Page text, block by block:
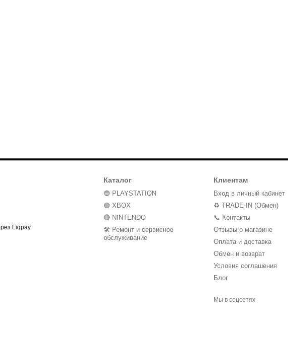
Каталог
🔵 PLAYSTATION
🟢 XBOX
🔴 NINTENDO
🛠️ Ремонт и сервисное
обслуживание
Клиентам
Вход в личный кабинет
♻️ TRADE-IN (Обмен)
📞 Контакты
Отзывы о магазине
Оплата и доставка
Обмен и возврат
Условия соглашения
Блог
Мы в соцсетях